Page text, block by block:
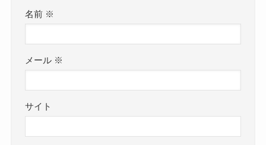
名前 ※
メール ※
サイト